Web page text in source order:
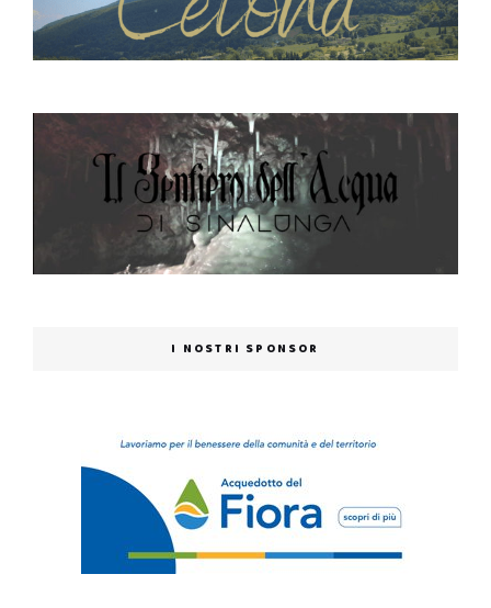
I NOSTRI SPONSOR